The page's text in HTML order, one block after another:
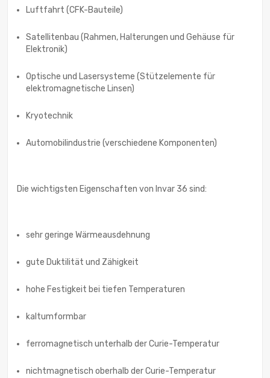
Luftfahrt (CFK-Bauteile)
Satellitenbau (Rahmen, Halterungen und Gehäuse für
Elektronik)
Optische und Lasersysteme (Stützelemente für
elektromagnetische Linsen)
Kryotechnik
Automobilindustrie (verschiedene Komponenten)
Die wichtigsten Eigenschaften von Invar 36 sind:
sehr geringe Wärmeausdehnung
gute Duktilität und Zähigkeit
hohe Festigkeit bei tiefen Temperaturen
kaltumformbar
ferromagnetisch unterhalb der Curie-Temperatur
nichtmagnetisch oberhalb der Curie-Temperatur